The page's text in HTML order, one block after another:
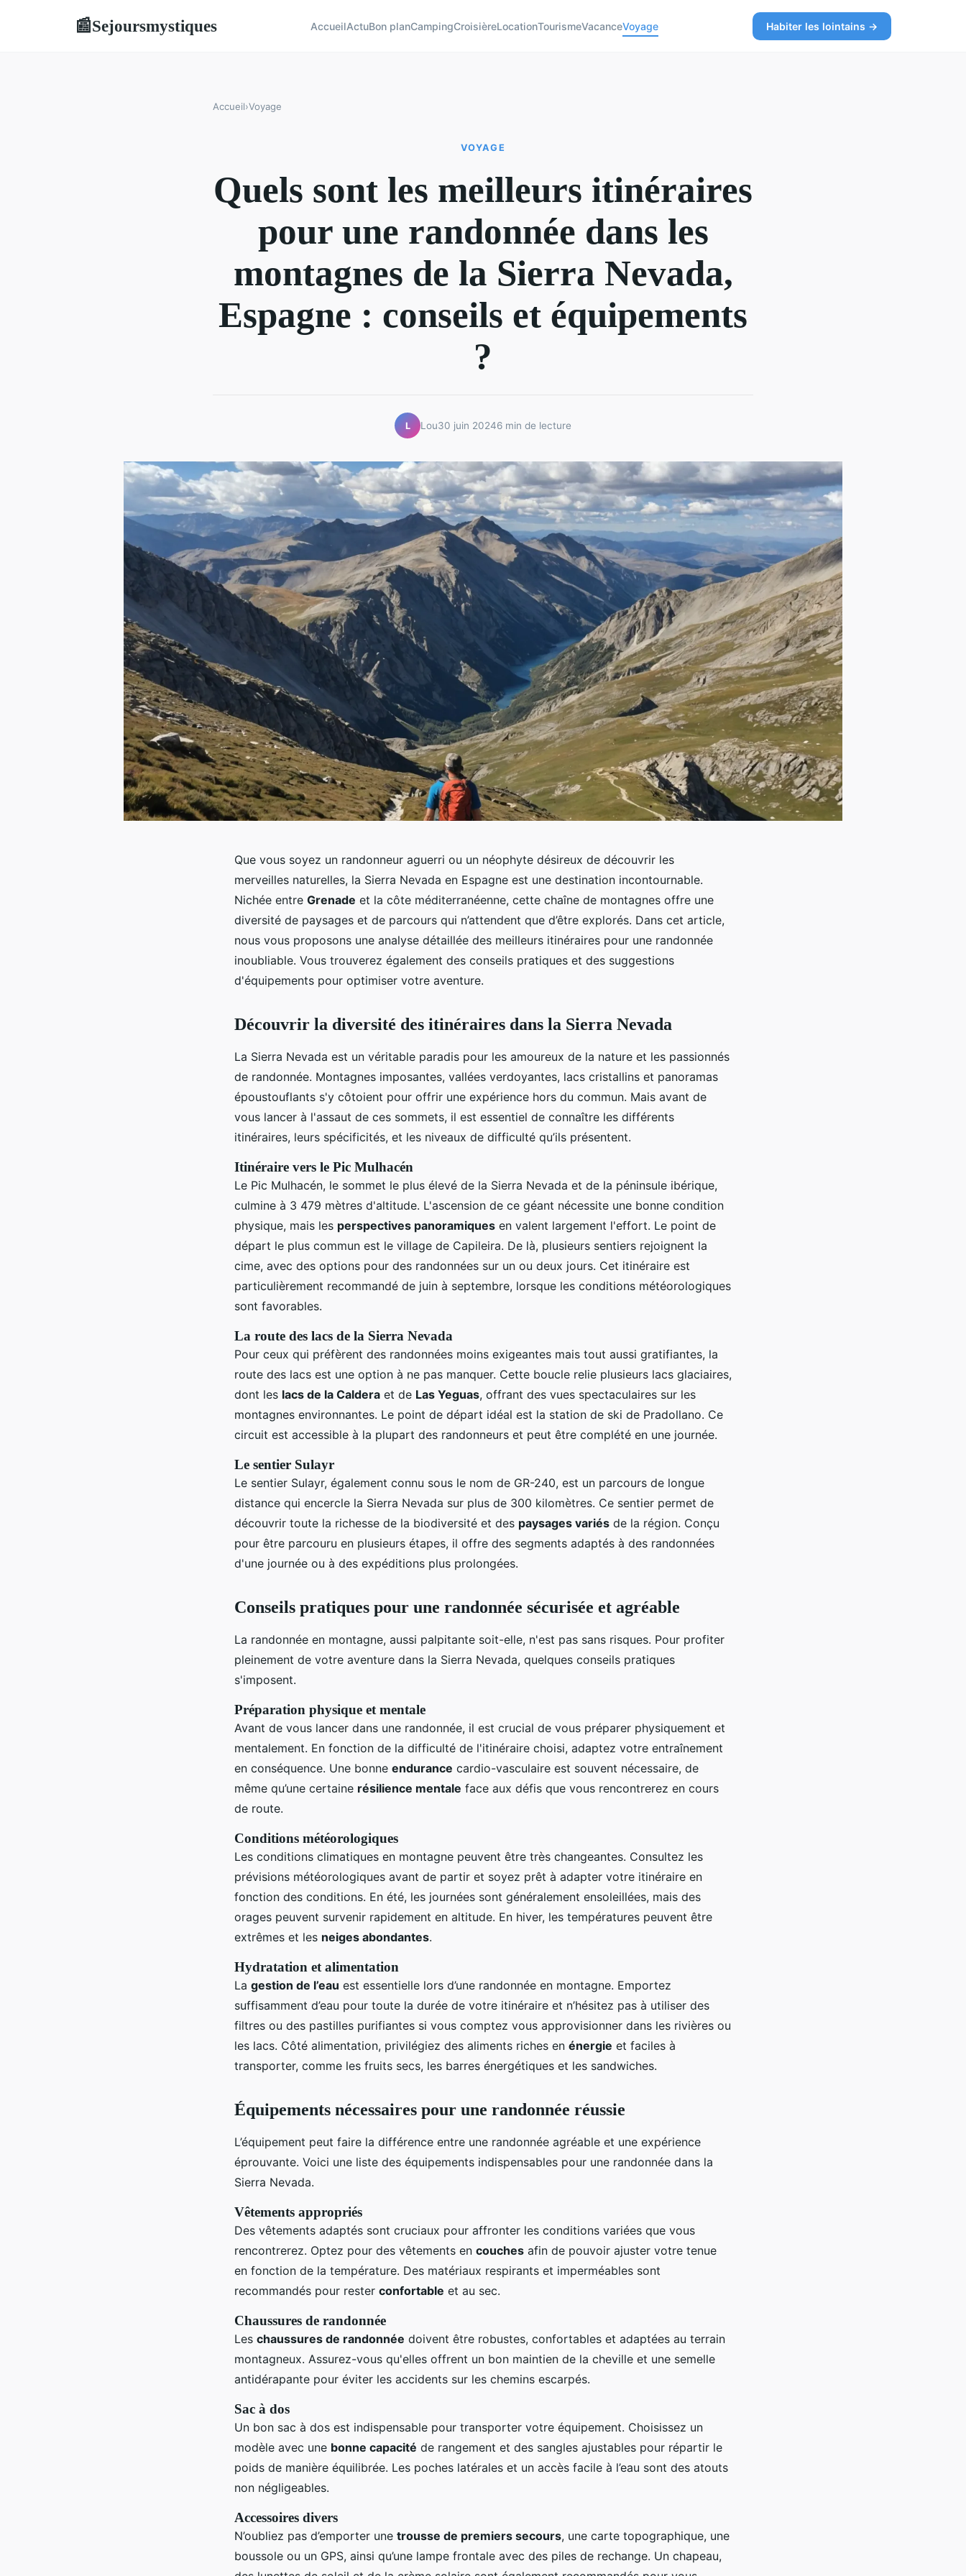
📰Sejoursmystiques AccueilActuBon planCampingCroisièreLocationTourismeVacanceVoyage Habiter les lointains →
Accueil›Voyage
VOYAGE
Quels sont les meilleurs itinéraires
pour une randonnée dans les
montagnes de la Sierra Nevada,
Espagne : conseils et équipements
?
L Lou30 juin 20246 min de lecture
Que vous soyez un randonneur aguerri ou un néophyte désireux de découvrir les
merveilles naturelles, la Sierra Nevada en Espagne est une destination incontournable.
Nichée entre Grenade et la côte méditerranéenne, cette chaîne de montagnes offre une
diversité de paysages et de parcours qui n’attendent que d’être explorés. Dans cet article,
nous vous proposons une analyse détaillée des meilleurs itinéraires pour une randonnée
inoubliable. Vous trouverez également des conseils pratiques et des suggestions
d'équipements pour optimiser votre aventure.
Découvrir la diversité des itinéraires dans la Sierra Nevada
La Sierra Nevada est un véritable paradis pour les amoureux de la nature et les passionnés
de randonnée. Montagnes imposantes, vallées verdoyantes, lacs cristallins et panoramas
époustouflants s'y côtoient pour offrir une expérience hors du commun. Mais avant de
vous lancer à l'assaut de ces sommets, il est essentiel de connaître les différents
itinéraires, leurs spécificités, et les niveaux de difficulté qu’ils présentent.
Itinéraire vers le Pic Mulhacén
Le Pic Mulhacén, le sommet le plus élevé de la Sierra Nevada et de la péninsule ibérique,
culmine à 3 479 mètres d'altitude. L'ascension de ce géant nécessite une bonne condition
physique, mais les perspectives panoramiques en valent largement l'effort. Le point de
départ le plus commun est le village de Capileira. De là, plusieurs sentiers rejoignent la
cime, avec des options pour des randonnées sur un ou deux jours. Cet itinéraire est
particulièrement recommandé de juin à septembre, lorsque les conditions météorologiques
sont favorables.
La route des lacs de la Sierra Nevada
Pour ceux qui préfèrent des randonnées moins exigeantes mais tout aussi gratifiantes, la
route des lacs est une option à ne pas manquer. Cette boucle relie plusieurs lacs glaciaires,
dont les lacs de la Caldera et de Las Yeguas, offrant des vues spectaculaires sur les
montagnes environnantes. Le point de départ idéal est la station de ski de Pradollano. Ce
circuit est accessible à la plupart des randonneurs et peut être complété en une journée.
Le sentier Sulayr
Le sentier Sulayr, également connu sous le nom de GR-240, est un parcours de longue
distance qui encercle la Sierra Nevada sur plus de 300 kilomètres. Ce sentier permet de
découvrir toute la richesse de la biodiversité et des paysages variés de la région. Conçu
pour être parcouru en plusieurs étapes, il offre des segments adaptés à des randonnées
d'une journée ou à des expéditions plus prolongées.
Conseils pratiques pour une randonnée sécurisée et agréable
La randonnée en montagne, aussi palpitante soit-elle, n'est pas sans risques. Pour profiter
pleinement de votre aventure dans la Sierra Nevada, quelques conseils pratiques
s'imposent.
Préparation physique et mentale
Avant de vous lancer dans une randonnée, il est crucial de vous préparer physiquement et
mentalement. En fonction de la difficulté de l'itinéraire choisi, adaptez votre entraînement
en conséquence. Une bonne endurance cardio-vasculaire est souvent nécessaire, de
même qu’une certaine résilience mentale face aux défis que vous rencontrerez en cours
de route.
Conditions météorologiques
Les conditions climatiques en montagne peuvent être très changeantes. Consultez les
prévisions météorologiques avant de partir et soyez prêt à adapter votre itinéraire en
fonction des conditions. En été, les journées sont généralement ensoleillées, mais des
orages peuvent survenir rapidement en altitude. En hiver, les températures peuvent être
extrêmes et les neiges abondantes.
Hydratation et alimentation
La gestion de l’eau est essentielle lors d’une randonnée en montagne. Emportez
suffisamment d’eau pour toute la durée de votre itinéraire et n’hésitez pas à utiliser des
filtres ou des pastilles purifiantes si vous comptez vous approvisionner dans les rivières ou
les lacs. Côté alimentation, privilégiez des aliments riches en énergie et faciles à
transporter, comme les fruits secs, les barres énergétiques et les sandwiches.
Équipements nécessaires pour une randonnée réussie
L’équipement peut faire la différence entre une randonnée agréable et une expérience
éprouvante. Voici une liste des équipements indispensables pour une randonnée dans la
Sierra Nevada.
Vêtements appropriés
Des vêtements adaptés sont cruciaux pour affronter les conditions variées que vous
rencontrerez. Optez pour des vêtements en couches afin de pouvoir ajuster votre tenue
en fonction de la température. Des matériaux respirants et imperméables sont
recommandés pour rester confortable et au sec.
Chaussures de randonnée
Les chaussures de randonnée doivent être robustes, confortables et adaptées au terrain
montagneux. Assurez-vous qu'elles offrent un bon maintien de la cheville et une semelle
antidérapante pour éviter les accidents sur les chemins escarpés.
Sac à dos
Un bon sac à dos est indispensable pour transporter votre équipement. Choisissez un
modèle avec une bonne capacité de rangement et des sangles ajustables pour répartir le
poids de manière équilibrée. Les poches latérales et un accès facile à l’eau sont des atouts
non négligeables.
Accessoires divers
N’oubliez pas d’emporter une trousse de premiers secours, une carte topographique, une
boussole ou un GPS, ainsi qu’une lampe frontale avec des piles de rechange. Un chapeau,